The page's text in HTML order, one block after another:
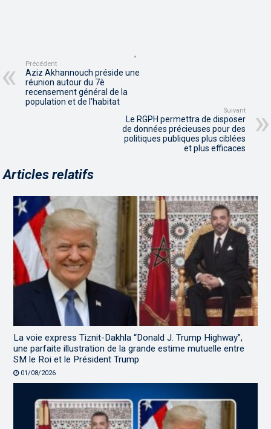
,
Précédent
Aziz Akhannouch préside une
réunion autour du 7è
recensement général de la
population et de l’habitat
Suivant
Le RGPH permettra de disposer
de données précieuses pour des
politiques publiques plus ciblées
et plus efficaces
Articles relatifs
La voie express Tiznit-Dakhla “Donald J. Trump Highway”,
une parfaite illustration de la grande estime mutuelle entre
SM le Roi et le Président Trump
01/08/2026